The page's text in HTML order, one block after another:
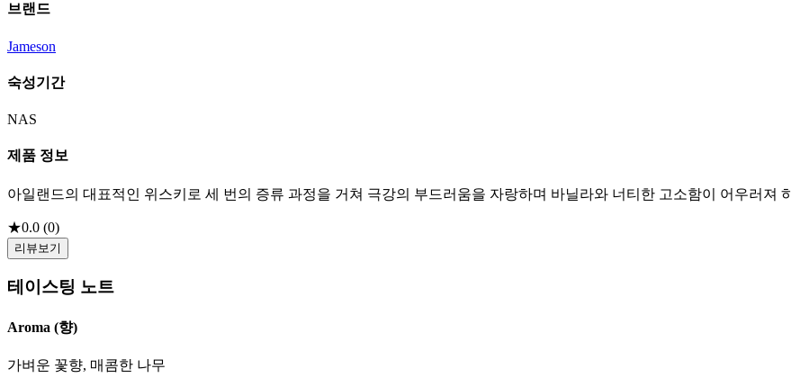
브랜드
Jameson
숙성기간
NAS
제품 정보
아일랜드의 대표적인 위스키로 세 번의 증류 과정을 거쳐 극강의 부드러움을 자랑하며 바닐라와 너티한 고소함이 어우러져
★0.0 (0)
리뷰보기
테이스팅 노트
Aroma (향)
가벼운 꽃향, 매콤한 나무